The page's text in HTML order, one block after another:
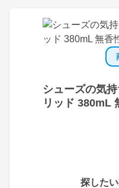
シューズの気
リッド 380mL
探した